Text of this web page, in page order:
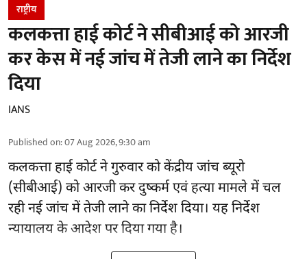
राष्ट्रीय
कलकत्ता हाई कोर्ट ने सीबीआई को आरजी
कर केस में नई जांच में तेजी लाने का निर्देश
दिया
IANS
Published on:07 Aug 2026, 9:30 am
कलकत्ता हाई कोर्ट ने गुरुवार को केंद्रीय जांच ब्यूरो
(सीबीआई) कोआरजी कर दुष्कर्म एवं हत्या मामलेमें चल
रही नई जांच में तेजी लाने का निर्देश दिया। यह निर्देश
न्यायालय के आदेश पर दिया गया है।